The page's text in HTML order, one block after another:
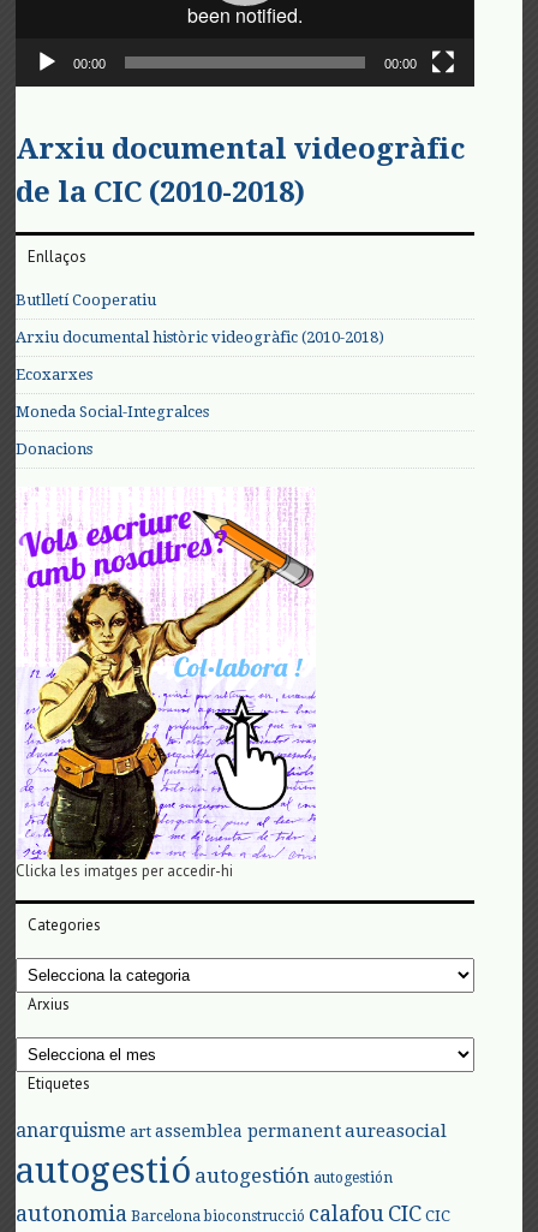
00:00 00:00
Arxiu documental videogràfic
de la CIC (2010-2018)
Enllaços
Butlletí Cooperatiu
Arxiu documental històric videogràfic (2010-2018)
Ecoxarxes
Moneda Social-Integralces
Donacions
Clicka les imatges per accedir-hi
Categories
Categories
Arxius
Arxius
Etiquetes
anarquisme art assemblea permanent aureasocial
autogestió autogestión autogestión
autonomia Barcelona bioconstrucció calafou CIC CIC